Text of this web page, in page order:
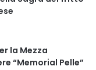
la Mezza
“Memorial Pelle”